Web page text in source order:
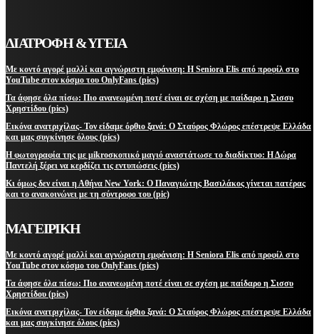
ΔΙΑΤΡΟΦΗ & ΥΓΕΙΑ
Με κοντό αγορέ μαλλί και αγνώριστη εμφάνιση: Η Seniora Elis από προφίλ στο
YouTube στον κόσμο του OnlyFans (pics)
Τα άφησε όλα πίσω: Πιο ανανεωμένη ποτέ είναι σε σχέση με παίδαρο η Σισσυ
Χρηστίδου (pics)
Εικόνα ανατριχίλας- Τον είδαμε όρθιο ξανά: Ο Σταύρος Φλώρος επέστρεψε Ελλάδα
και μας συγκίνησε όλους (pics)
Η φωτογραφία της με μikroσκοπικό μαγιό αναστάτωσε το διαδίκτυο: Η Δώρα
Παντελή ξέρει να κερδίζει τις εντυπώσεις (pics)
Κι όμως δεν είναι η Αθήνα New York: Ο Παναγιώτης Βασιλάκος γίνεται πατέρας
και το ανακοινώνει με τη σύντροφο του (pic)
ΜΑΓΕΙΡΙΚΗ
Με κοντό αγορέ μαλλί και αγνώριστη εμφάνιση: Η Seniora Elis από προφίλ στο
YouTube στον κόσμο του OnlyFans (pics)
Τα άφησε όλα πίσω: Πιο ανανεωμένη ποτέ είναι σε σχέση με παίδαρο η Σισσυ
Χρηστίδου (pics)
Εικόνα ανατριχίλας- Τον είδαμε όρθιο ξανά: Ο Σταύρος Φλώρος επέστρεψε Ελλάδα
και μας συγκίνησε όλους (pics)